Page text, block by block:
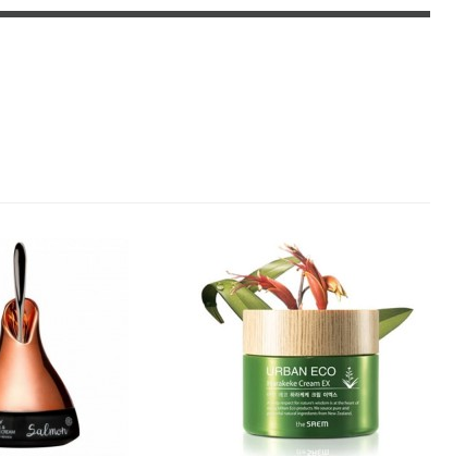
ее от неблагоприятного воздействия окружающей
постакне. Идеально подходит для тех, кто мечтает
сального блеска, образованию угрей и камедонов.
на всё лицо, миксовать между собой, а